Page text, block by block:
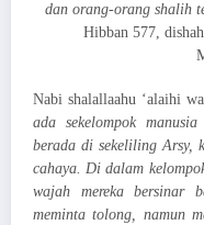
dan orang-orang shalih
Hibban 577,
Nabi shalallaahu ‘alaihi
ada sekelompok
berada di sekeliling Arsy,
cahaya. Di dalam
wajah mereka bersinar
meminta tolong, namun